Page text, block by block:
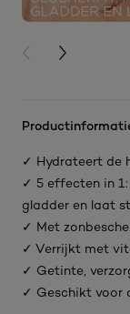
PREVIOUS CARD
NEXT CARD
✓ Hydrateert de
✓ 5 effecten in
gladder en laat
✓ Met
✓ Verrijkt met
✓ Getinte,
✓ Geschikt voor